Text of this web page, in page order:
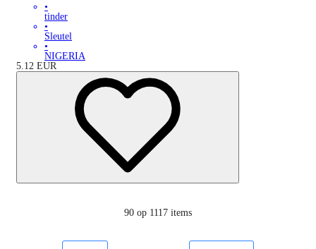
•
tinder
•
Sleutel
•
NIGERIA
5.12 EUR
90 op 1117 items